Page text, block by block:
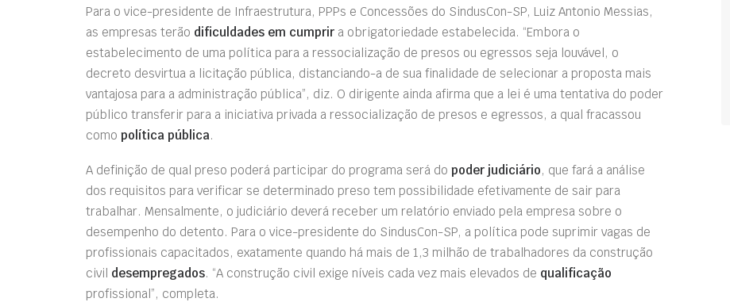
Para o vice-presidente de Infraestrutura, PPPs e Concessões do SindusCon-SP, Luiz Antonio Messias,
as empresas terão dificuldades em cumprir a obrigatoriedade estabelecida. “Embora o
estabelecimento de uma política para a ressocialização de presos ou egressos seja louvável, o
decreto desvirtua a licitação pública, distanciando-a de sua finalidade de selecionar a proposta mais
vantajosa para a administração pública”, diz. O dirigente ainda afirma que a lei é uma tentativa do poder
público transferir para a iniciativa privada a ressocialização de presos e egressos, a qual fracassou
como política pública.
A definição de qual preso poderá participar do programa será do poder judiciário, que fará a análise
dos requisitos para verificar se determinado preso tem possibilidade efetivamente de sair para
trabalhar. Mensalmente, o judiciário deverá receber um relatório enviado pela empresa sobre o
desempenho do detento. Para o vice-presidente do SindusCon-SP, a política pode suprimir vagas de
profissionais capacitados, exatamente quando há mais de 1,3 milhão de trabalhadores da construção
civil desempregados. “A construção civil exige níveis cada vez mais elevados de qualificação
profissional”, completa.